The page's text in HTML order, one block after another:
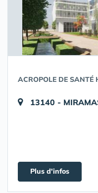
ACROPOLE DE SANTÉ
13140 -
Plus d'infos